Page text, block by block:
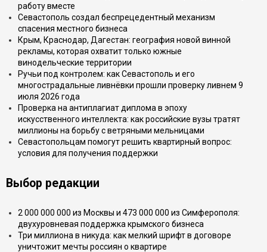
работу вместе
Севастополь создал беспрецедентный механизм
спасения местного бизнеса
Крым, Краснодар, Дагестан: география новой винной
рекламы, которая охватит только южные
винодельческие территории
Ручьи под контролем: как Севастополь и его
многострадальные ливнёвки прошли проверку ливнем 9
июля 2026 года
Проверка на антиплагиат диплома в эпоху
искусственного интеллекта: как российские вузы тратят
миллионы на борьбу с ветряными мельницами
Севастопольцам помогут решить квартирный вопрос:
условия для получения поддержки
Выбор редакции
2 000 000 000 из Москвы и 473 000 000 из Симферополя:
двухуровневая поддержка крымского бизнеса
Три миллиона в никуда: как мелкий шрифт в договоре
уничтожит мечты россиян о квартире